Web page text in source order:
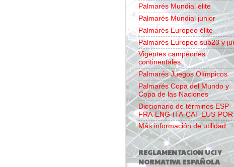
Palmarés Mundial élite
Palmarés Mundial junior
Palmarés Europeo élite
Palmarés Europeo sub23 y
Vigentes campeones
continentales
Palmarés Juegos Olímpicos
Palmarés Copa del Mundo y
Copa de las Naciones
Diccionario de términos ESP-
FRA-ENG-ITA-CAT-EUS-POR
Más información de utilidad
REGLAMENTACION UCI Y
NORMATIVA ESPAÑOLA